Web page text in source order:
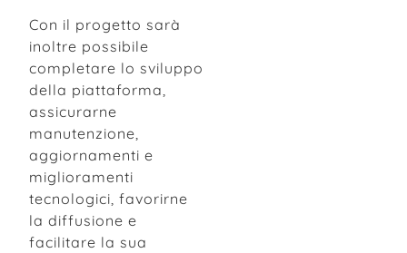
Con il progetto sarà
inoltre possibile
completare lo sviluppo
della piattaforma,
assicurarne
manutenzione,
aggiornamenti e
miglioramenti
tecnologici, favorirne
la diffusione e
facilitare la sua